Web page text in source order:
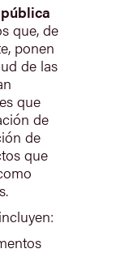
que, de
ponen
de las
que
de
de
que